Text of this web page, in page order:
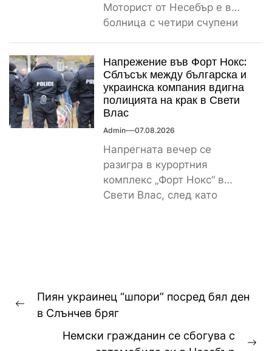
Моторист от Несебър е в
болница с четири счупени
Напрежение във Форт Нокс:
Сблъсък между българска и
украинска компания вдигна
полицията на крак в Свети
Влас
Admin 07.08.2026
Напрегната вечер се
разигра в курортния
комплекс „Форт Нокс“ в
Свети Влас, след като
Навигация
Previous
Пиян украинец “шпори” посред бял ден
в Слънчев бряг
Немски гражданин се сбогува с